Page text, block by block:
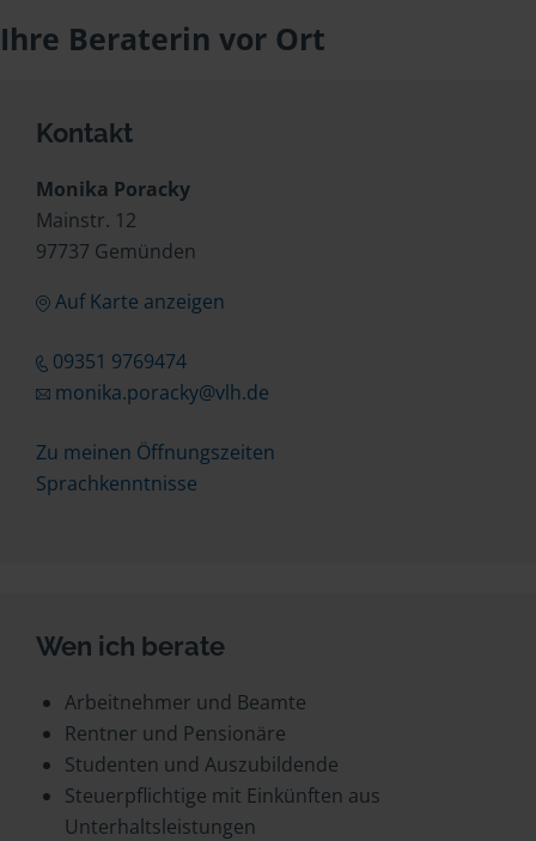
Ihre Beraterin vor Ort
Kontakt
Monika Poracky
Mainstr. 12
97737 Gemünden
Auf Karte anzeigen
09351 9769474
monika.poracky@vlh.de
Zu meinen Öffnungszeiten
Sprachkenntnisse
Wen ich berate
Arbeitnehmer und Beamte
Rentner und Pensionäre
Studenten und Auszubildende
Steuerpflichtige mit Einkünften aus
Unterhaltsleistungen